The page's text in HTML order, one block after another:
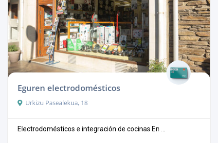
Eguren electrodomésticos
Urkizu Pasealekua, 18
Electrodomésticos e integración de cocinas En ...